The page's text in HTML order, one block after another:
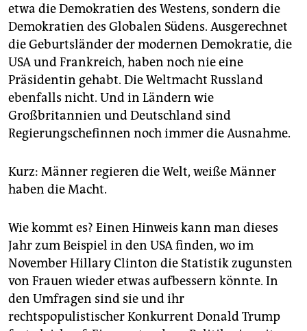
etwa die Demokratien des Westens, sondern die
Demokratien des Globalen Südens. Ausgerechnet
die Geburtsländer der modernen Demokratie, die
USA und Frankreich, haben noch nie eine
Präsidentin gehabt. Die Weltmacht Russland
ebenfalls nicht. Und in Ländern wie
Großbritannien und Deutschland sind
Regierungschefinnen noch immer die Ausnahme.
Kurz: Männer regieren die Welt, weiße Männer
haben die Macht.
Wie kommt es? Einen Hinweis kann man dieses
Jahr zum Beispiel in den USA finden, wo im
November Hillary Clinton die Statistik zugunsten
von Frauen wieder etwas aufbessern könnte. In
den Umfragen sind sie und ihr
rechtspopulistischer Konkurrent Donald Trump